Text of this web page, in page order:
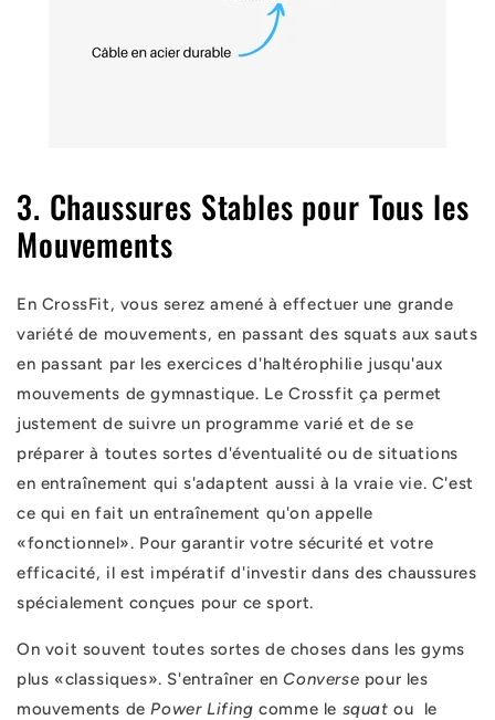
3. Chaussures Stables pour Tous les
Mouvements
En CrossFit, vous serez amené à effectuer une grande
variété de mouvements, en passant des squats aux sauts
en passant par les exercices d'haltérophilie jusqu'aux
mouvements de gymnastique. Le Crossfit ça permet
justement de suivre un programme varié et de se
préparer à toutes sortes d'éventualité ou de situations
en entraînement qui s'adaptent aussi à la vraie vie. C'est
ce qui en fait un entraînement qu'on appelle
«fonctionnel». Pour garantir votre sécurité et votre
efficacité, il est impératif d'investir dans des chaussures
spécialement conçues pour ce sport.
On voit souvent toutes sortes de choses dans les gyms
plus «classiques». S'entraîner enConverse pour les
mouvements dePower Lifing comme le squat ou le